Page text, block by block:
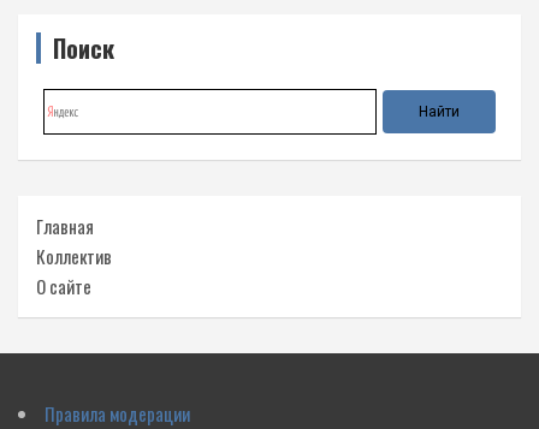
Поиск
Главная
Коллектив
О сайте
Правила модерации